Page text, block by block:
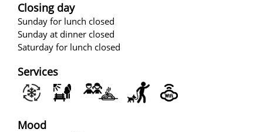
Closing day
Sunday for lunch closed
Sunday at dinner closed
Saturday for lunch closed
Services
Mood